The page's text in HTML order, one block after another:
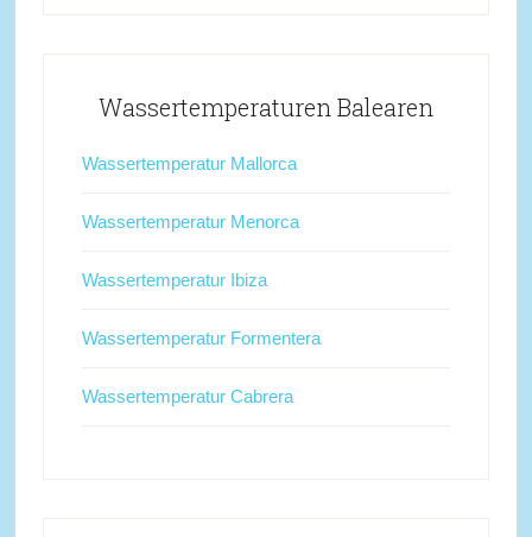
Wassertemperaturen Balearen
Wassertemperatur Mallorca
Wassertemperatur Menorca
Wassertemperatur Ibiza
Wassertemperatur Formentera
Wassertemperatur Cabrera